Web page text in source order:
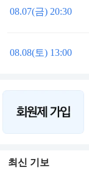
08.07(금) 20:30
08.08(토) 13:00
최신 기보